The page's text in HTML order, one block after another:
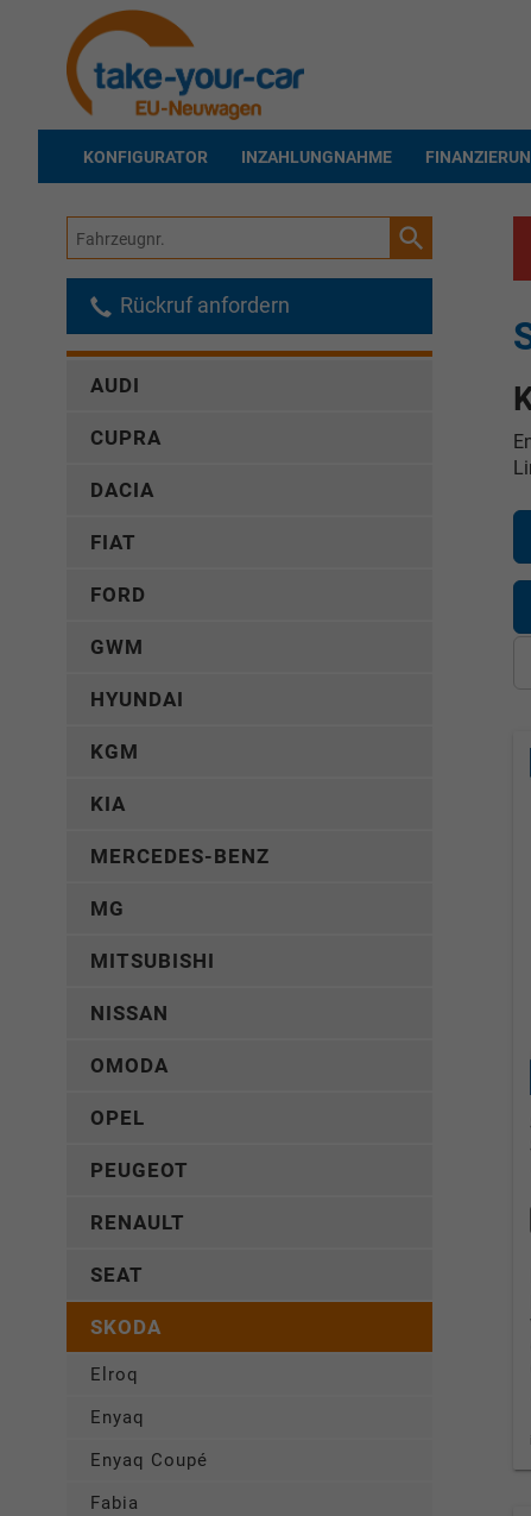
KONFIGURATOR INZAHLUNGNAHME
Fahrzeugnr.
Rückruf anfordern
AUDI
CUPRA
DACIA
FIAT
FORD
GWM
HYUNDAI
KGM
KIA
MERCEDES-BENZ
MG
MITSUBISHI
NISSAN
OMODA
OPEL
PEUGEOT
RENAULT
SEAT
SKODA
Elroq
Enyaq
Enyaq Coupé
Fabia